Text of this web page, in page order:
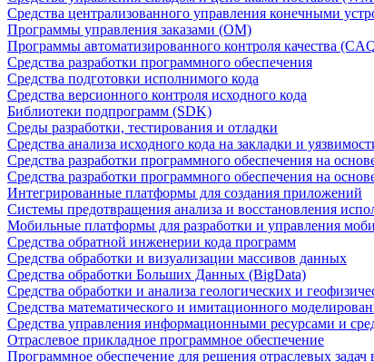
Средства централизованного управления конечными
Программы управления заказами (OM)
Программы автоматизированного контроля качества
Средства разработки программного обеспечения
Средства подготовки исполнимого кода
Средства версионного контроля исходного кода
Библиотеки подпрограмм (SDK)
Среды разработки, тестирования и отладки
Средства анализа исходного кода на закладки и
Средства разработки программного обеспечения на
Средства разработки программного обеспечения на
Интегрированные платформы для создания приложений
Системы предотвращения анализа и восстановления
Мобильные платформы для разработки и управления
Средства обратной инженерии кода программ
Средства обработки и визуализации массивов данных
Средства обработки Больших Данных (BigData)
Средства обработки и анализа геологических и
Средства математического и имитационного
Средства управления информационными ресурсами и
Отраслевое прикладное программное обеспечение
Программное обеспечение для решения отраслевых задач